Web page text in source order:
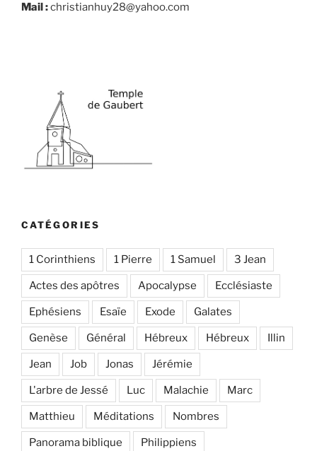
Mail :christianhuy28@yahoo.com
CATÉGORIES
1 Corinthiens 1 Pierre 1 Samuel 3 Jean
Actes des apôtres Apocalypse Ecclésiaste
Ephésiens Esaïe Exode Galates
Genèse Général Hébreux Hébreux Illin
Jean Job Jonas Jérémie
L'arbre de Jessé Luc Malachie Marc
Matthieu Méditations Nombres
Panorama biblique Philippiens